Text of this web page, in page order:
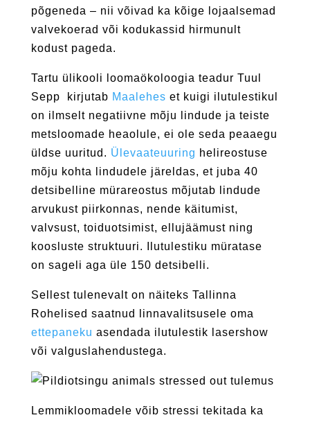
põgeneda – nii võivad ka kõige lojaalsemad
valvekoerad või kodukassid hirmunult
kodust pageda.
Tartu ülikooli loomaökoloogia teadur Tuul
Sepp kirjutab Maalehes et kuigi ilutulestikul
on ilmselt negatiivne mõju lindude ja teiste
metsloomade heaolule, ei ole seda peaaegu
üldse uuritud. Ülevaateuuring helireostuse
mõju kohta lindudele järeldas, et juba 40
detsibelline mürareostus mõjutab lindude
arvukust piirkonnas, nende käitumist,
valvsust, toiduotsimist, ellujäämust ning
koosluste struktuuri. Ilutulestiku müratase
on sageli aga üle 150 detsibelli.
Sellest tulenevalt on näiteks Tallinna
Rohelised saatnud linnavalitsusele oma
ettepaneku asendada ilutulestik lasershow
või valguslahendustega.
Lemmikloomadele võib stressi tekitada ka